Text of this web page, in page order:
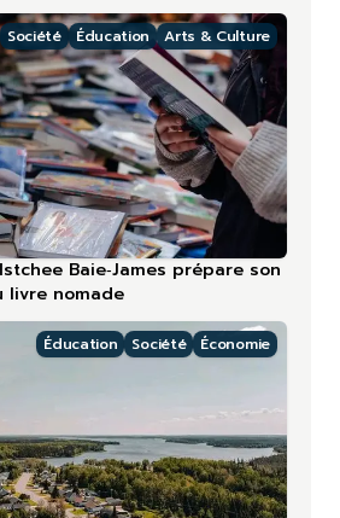
Société Éducation Arts & Culture
Baie‑James prépare son
livre nomade
Éducation Société Économie